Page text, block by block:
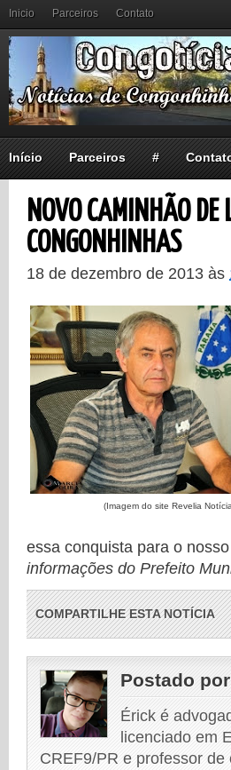
Inicio Parceiros Contato
Início Parceiros #
NOVO CAMINHÃO DE
CONGONHINHAS
18 de dezembro de 2013 às
(Imagem do site Revelia
essa conquista para o
informações do Prefeito
COMPARTILHE ESTA NOTÍCIA
Postado
Érick é
licenciado em
CREF9/PR e professor